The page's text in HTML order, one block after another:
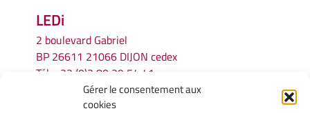
Gérer le consentement aux
cookies
LEDi
2 boulevard Gabriel
BP 26611 21066 DIJON cedex
Tél.
+33 (0)3 80 39 54 41
secretariat.ledi@u-bourgogne.fr